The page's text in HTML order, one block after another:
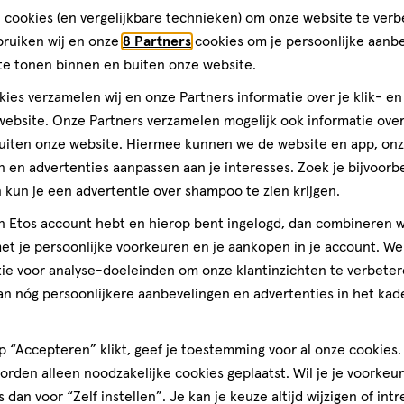
Nederlandse vrouwen, mannen en hun gezin. We helpen jou
van onze gediplomeerde drogisten. Kom dus gerust langs
in Goes
naar de openingstijden? Klik op de winkel voor de
Afstand:
238
m
238 m
09:00 -
17:30
09:00 -
20:00
09:00 -
17:30
09:00
€35
cookies (en vergelijkbare technieken) om onze website te
wij en onze 8 Partners cookies om je persoonlijke
tonen binnen en buiten onze website.
verzamelen wij en onze Partners informatie over je klik-
Onze Partners verzamelen mogelijk ook informatie
onze website. Hiermee kunnen we de website en app,
en advertenties aanpassen aan je interesses. Zoek je
kun je een advertentie over shampoo te zien krijgen.
Etos account hebt en hierop bent ingelogd, dan combineren
je persoonlijke voorkeuren en je aankopen in je account.
voor analyse-doeleinden om onze klantinzichten te
nóg persoonlijkere aanbevelingen en advertenties in het
“Accepteren” klikt, geef je toestemming voor al onze cookies.
alleen noodzakelijke cookies geplaatst. Wil je je
dan voor “Zelf instellen”. Je kan je keuze altijd wijzigen of